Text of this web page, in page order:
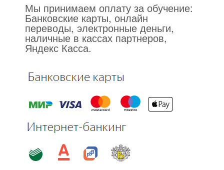
Мы принимаем оплату за обучение:
Банковские карты, онлайн
переводы, электронные деньги,
наличные в кассах партнеров,
Яндекс Касса.